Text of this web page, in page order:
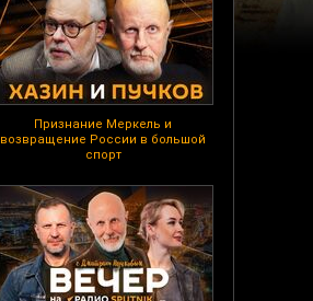
Признание Меркель и
возвращение России в большой
спорт